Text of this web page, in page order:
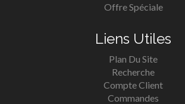
Offre Spéciale
Liens Utiles
Plan Du Site
Recherche
Compte Client
Commandes